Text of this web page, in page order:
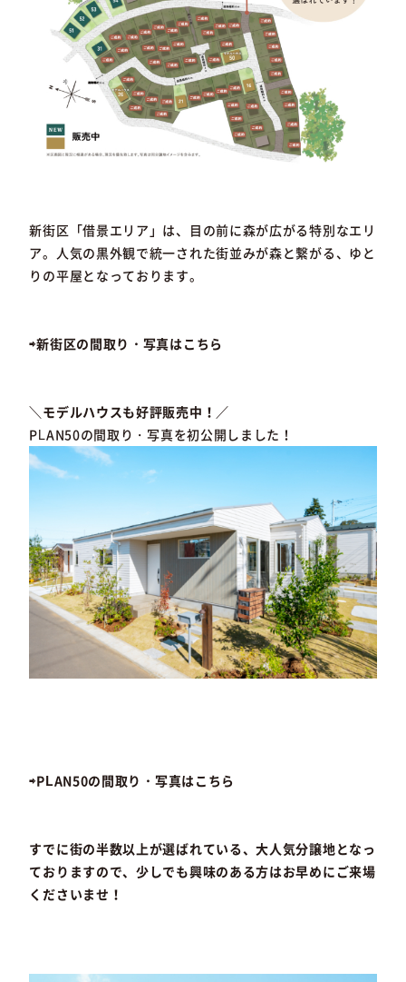
新街区「借景エリア」は、目の前に森が広がる特別なエリ
ア。人気の黒外観で統一された街並みが森と繋がる、ゆと
りの平屋となっております。
⇨新街区の間取り・写真はこちら
＼モデルハウスも好評販売中！／
PLAN50の間取り・写真を初公開しました！
⇨PLAN50の間取り・写真はこちら
すでに街の半数以上が選ばれている、大人気分譲地となっ
ておりますので、少しでも興味のある方はお早めにご来場
くださいませ！